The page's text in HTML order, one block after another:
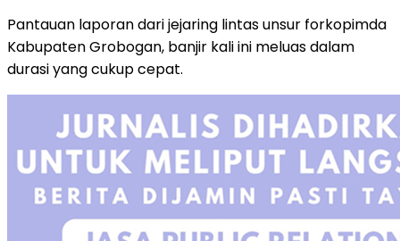
Pantauan laporan dari jejaring lintas unsur forkopimda
Kabupaten Grobogan, banjir kali ini meluas dalam
durasi yang cukup cepat.